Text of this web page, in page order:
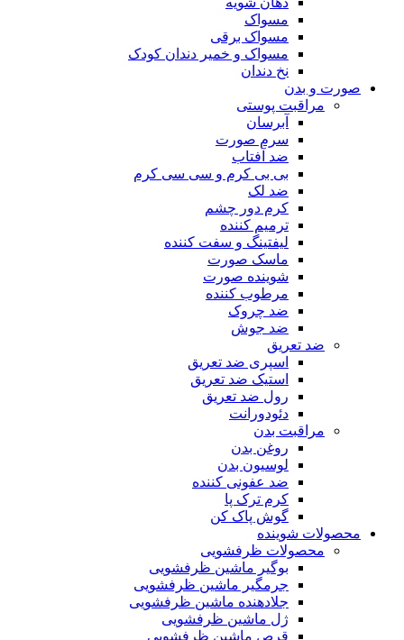
مسواک
مسواک برقی
مسواک و خمیر دندان کودک
نخ دندان
صورت و بدن
مراقبت پوستی
آبرسان
سرم صورت
ضد آفتاب
بی بی کرم و سی سی کرم
ضد لک
کرم دور چشم
ترمیم کننده
لیفتینگ و سفت کننده
ماسک صورت
شوینده صورت
مرطوب کننده
ضد چروک
ضد جوش
ضد تعریق
اسپری ضد تعریق
استیک ضد تعریق
رول ضد تعریق
دئودورانت
مراقبت بدن
روغن بدن
لوسیون بدن
ضد عفونی کننده
کرم ترک پا
گوش پاک کن
محصولات شوینده
محصولات ظرفشویی
بوگیر ماشین ظرفشویی
جرمگیر ماشین ظرفشویی
جلادهنده ماشین ظرفشویی
ژل ماشین ظرفشویی
قرص ماشین ظرفشویی